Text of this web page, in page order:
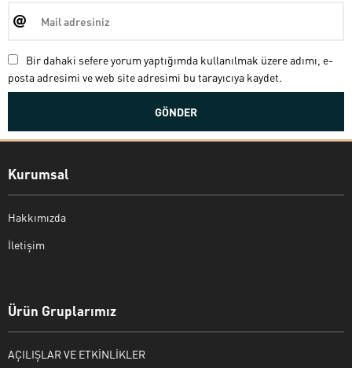
Bir dahaki sefere yorum yaptığımda kullanılmak üzere adımı, e-
posta adresimi ve web site adresimi bu tarayıcıya kaydet.
Kurumsal
Hakkımızda
İletişim
Ürün Gruplarımız
AÇILIŞLAR VE ETKİNLİKLER